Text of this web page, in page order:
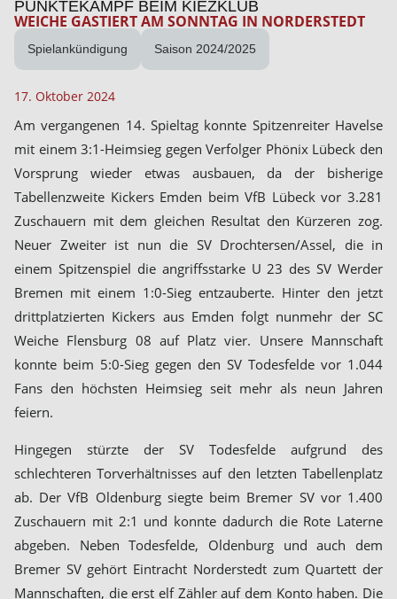
PUNKTEKAMPF BEIM KIEZKLUB
WEICHE GASTIERT AM SONNTAG IN NORDERSTEDT
Spielankündigung Saison 2024/2025
17. Oktober 2024
Am vergangenen 14. Spieltag konnte Spitzenreiter Havelse
mit einem 3:1-Heimsieg gegen Verfolger Phönix Lübeck den
Vorsprung wieder etwas ausbauen, da der bisherige
Tabellenzweite Kickers Emden beim VfB Lübeck vor 3.281
Zuschauern mit dem gleichen Resultat den Kürzeren zog.
Neuer Zweiter ist nun die SV Drochtersen/Assel, die in
einem Spitzenspiel die angriffsstarke U 23 des SV Werder
Bremen mit einem 1:0-Sieg entzauberte. Hinter den jetzt
drittplatzierten Kickers aus Emden folgt nunmehr der SC
Weiche Flensburg 08 auf Platz vier. Unsere Mannschaft
konnte beim 5:0-Sieg gegen den SV Todesfelde vor 1.044
Fans den höchsten Heimsieg seit mehr als neun Jahren
feiern.
Hingegen stürzte der SV Todesfelde aufgrund des
schlechteren Torverhältnisses auf den letzten Tabellenplatz
ab. Der VfB Oldenburg siegte beim Bremer SV vor 1.400
Zuschauern mit 2:1 und konnte dadurch die Rote Laterne
abgeben. Neben Todesfelde, Oldenburg und auch dem
Bremer SV gehört Eintracht Norderstedt zum Quartett der
Mannschaften, die erst elf Zähler auf dem Konto haben. Die